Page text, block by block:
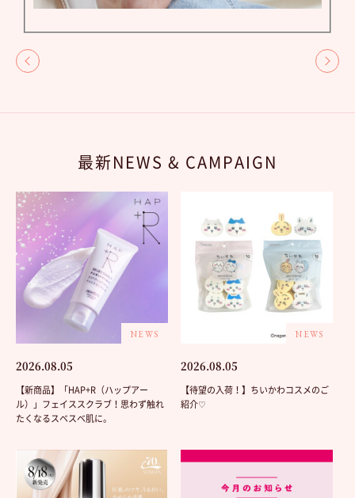
最新NEWS & CAMPAIGN
NEWS
2026.08.05
【新商品】「HAP+R（ハップアー
ル）」フェイススクラブ！思わず触れ
たくなるスベスベ肌に。
NEWS
2026.08.05
【待望の入荷！】ちいかわコスメのご
紹介♡